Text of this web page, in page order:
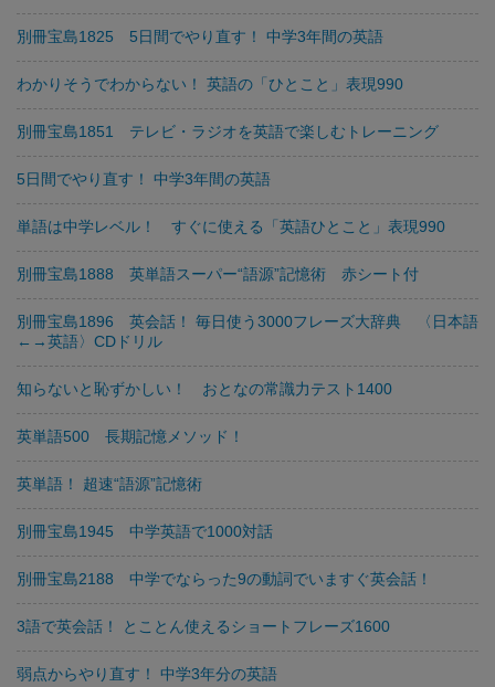
別冊宝島1825 5日間でやり直す！ 中学3年間の英語
わかりそうでわからない！ 英語の「ひとこと」表現990
別冊宝島1851 テレビ・ラジオを英語で楽しむトレーニング
5日間でやり直す！ 中学3年間の英語
単語は中学レベル！ すぐに使える「英語ひとこと」表現990
別冊宝島1888 英単語スーパー“語源”記憶術 赤シート付
別冊宝島1896 英会話！ 毎日使う3000フレーズ大辞典 〈日本語
←→英語〉CDドリル
知らないと恥ずかしい！ おとなの常識力テスト1400
英単語500 長期記憶メソッド！
英単語！ 超速“語源”記憶術
別冊宝島1945 中学英語で1000対話
別冊宝島2188 中学でならった9の動詞でいますぐ英会話！
3語で英会話！ とことん使えるショートフレーズ1600
弱点からやり直す！ 中学3年分の英語